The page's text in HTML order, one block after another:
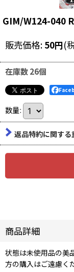
GIM/W124-040
販売価格: 50円(
在庫数 26個
数量:
返品特約に関する
商品詳細
状態は未使用品の美
方の購入はご遠慮く